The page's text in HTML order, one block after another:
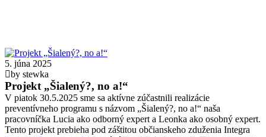
5. júna 2025
by stewka
Projekt „Šialený?, no a!“
V piatok 30.5.2025 sme sa aktívne zúčastnili realizácie
preventívneho programu s názvom „Šialený?, no a!“ naša
pracovníčka Lucia ako odborný expert a Leonka ako osobný expert.
Tento projekt prebieha pod záštitou občianskeho zduženia Integra